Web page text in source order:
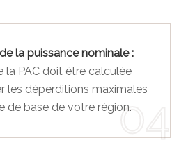
la puissance nominale :
la PAC doit être calculée
les déperditions maximales
de base de votre région.